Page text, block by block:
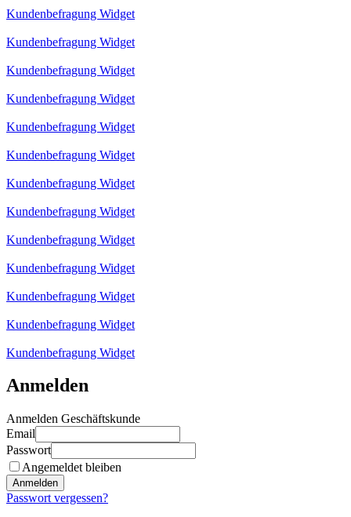
Kundenbefragung Widget
Kundenbefragung Widget
Kundenbefragung Widget
Kundenbefragung Widget
Kundenbefragung Widget
Kundenbefragung Widget
Kundenbefragung Widget
Kundenbefragung Widget
Kundenbefragung Widget
Kundenbefragung Widget
Kundenbefragung Widget
Kundenbefragung Widget
Kundenbefragung Widget
Anmelden
Anmelden Geschäftskunde
Email
Passwort
Angemeldet bleiben
Anmelden
Passwort vergessen?